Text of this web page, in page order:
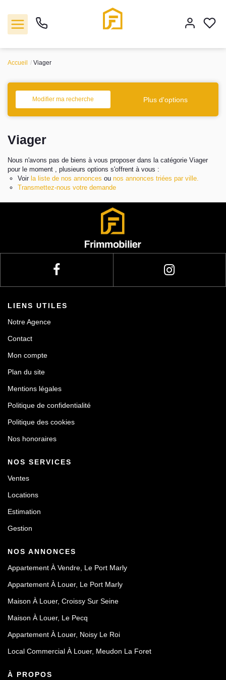
Vente
Location
Biens vendus
Gestion
Actualités
Contact
Accueil Viager
Modifier ma recherche Plus d'options
Viager
Nous n'avons pas de biens à vous proposer dans la catégorie Viager
pour le moment , plusieurs options s'offrent à vous :
Voir la liste de nos annonces ou nos annonces triées par ville.
Transmettez-nous votre demande
LIENS UTILES
Notre Agence
Contact
Mon compte
Plan du site
Mentions légales
Politique de confidentialité
Politique des cookies
Nos honoraires
NOS SERVICES
Ventes
Locations
Estimation
Gestion
NOS ANNONCES
Appartement À Vendre, Le Port Marly
Appartement À Louer, Le Port Marly
Maison À Louer, Croissy Sur Seine
Maison À Louer, Le Pecq
Appartement À Louer, Noisy Le Roi
Local Commercial À Louer, Meudon La Foret
À PROPOS